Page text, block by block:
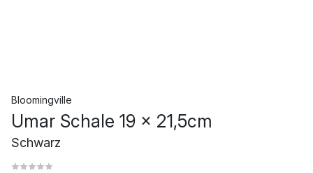
Bloomingville
Umar Schale 19 x 21,5cm
Schwarz